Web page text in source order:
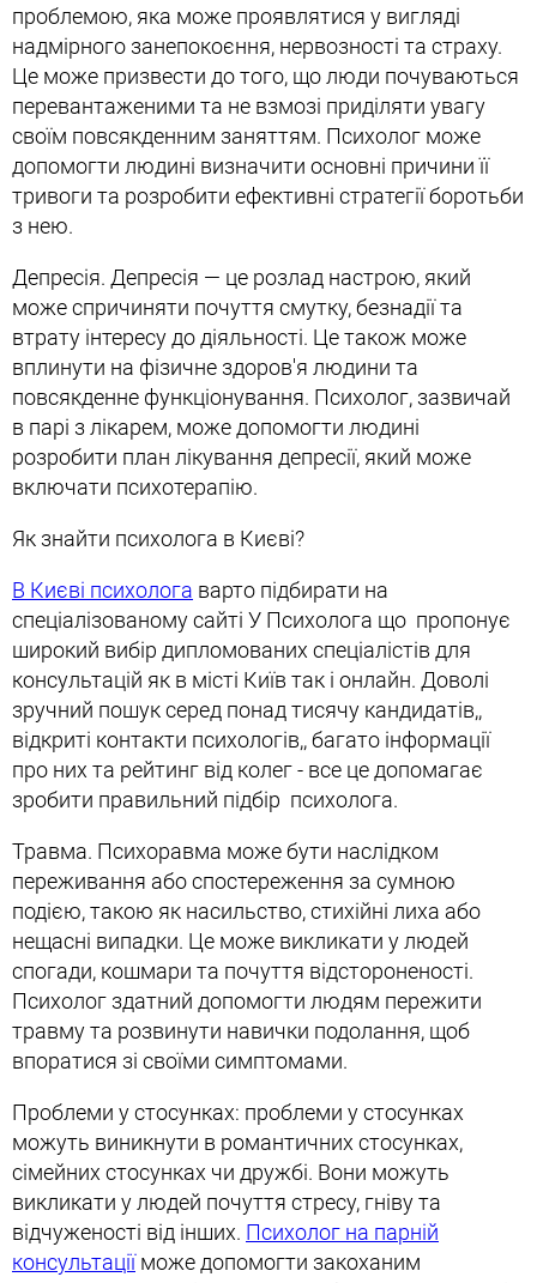
проблемою, яка може проявлятися у вигляді
надмірного занепокоєння, нервозності та страху.
Це може призвести до того, що люди почуваються
перевантаженими та не взмозі приділяти увагу
своїм повсякденним заняттям. Психолог може
допомогти людині визначити основні причини її
тривоги та розробити ефективні стратегії боротьби
з нею.
Депресія. Депресія — це розлад настрою, який
може спричиняти почуття смутку, безнадії та
втрату інтересу до діяльності. Це також може
вплинути на фізичне здоров'я людини та
повсякденне функціонування. Психолог, зазвичай
в парі з лікарем, може допомогти людині
розробити план лікування депресії, який може
включати психотерапію.
Як знайти психолога в Києві?
В Києві психолога варто підбирати на
спеціалізованому сайті У Психолога що пропонує
широкий вибір дипломованих спеціалістів для
консультацій як в місті Київ так і онлайн. Доволі
зручний пошук серед понад тисячу кандидатів,,
відкриті контакти психологів,, багато інформації
про них та рейтинг від колег - все це допомагає
зробити правильний підбір психолога.
Травма. Психоравма може бути наслідком
переживання або спостереження за сумною
подією, такою як насильство, стихійні лиха або
нещасні випадки. Це може викликати у людей
спогади, кошмари та почуття відстороненості.
Психолог здатний допомогти людям пережити
травму та розвинути навички подолання, щоб
впоратися зі своїми симптомами.
Проблеми у стосунках: проблеми у стосунках
можуть виникнути в романтичних стосунках,
сімейних стосунках чи дружбі. Вони можуть
викликати у людей почуття стресу, гніву та
відчуженості від інших. Психолог на парній
консультаціїможе допомогти закоханим